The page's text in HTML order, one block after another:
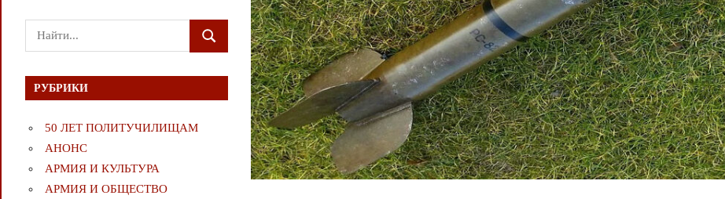
Поиск
для:
ПОИСК
РУБРИКИ
50 ЛЕТ ПОЛИТУЧИЛИЩАМ
АНОНС
АРМИЯ И КУЛЬТУРА
АРМИЯ И ОБЩЕСТВО